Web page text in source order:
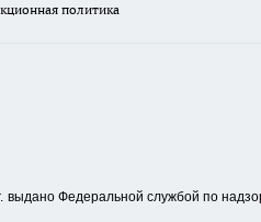
политика
выдано Федеральной службой по